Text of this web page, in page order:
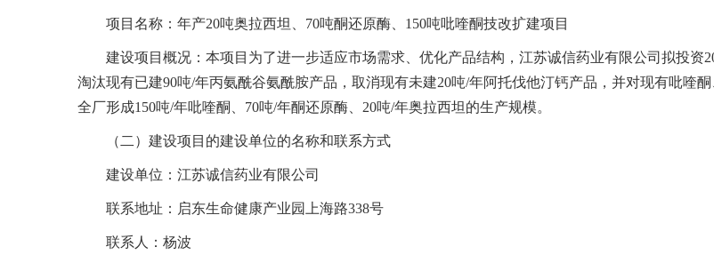
项目名称：年产20吨奥拉西坦、70吨酮还原酶、150吨吡喹酮技改扩建项目
建设项目概况：本项目为了进一步适应市场需求、优化产品结构，江苏诚信药业有限公司拟投资
淘汰现有已建90吨/年丙氨酰谷氨酰胺产品，取消现有未建20吨/年阿托伐他汀钙产品，并对现有吡喹
全厂形成150吨/年吡喹酮、70吨/年酮还原酶、20吨/年奥拉西坦的生产规模。
（二）建设项目的建设单位的名称和联系方式
建设单位：江苏诚信药业有限公司
联系地址：启东生命健康产业园上海路338号
联系人：杨波